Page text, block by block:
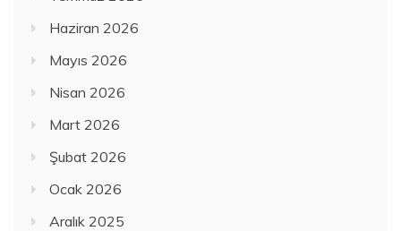
Haziran 2026
Mayıs 2026
Nisan 2026
Mart 2026
Şubat 2026
Ocak 2026
Aralık 2025